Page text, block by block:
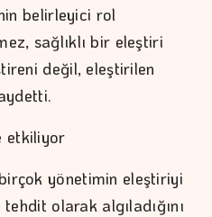
belirleyici rol
sağlıklı bir eleştiri
değil, eleştirilen
etkiliyor
yönetimin eleştiriyi
olarak algıladığını